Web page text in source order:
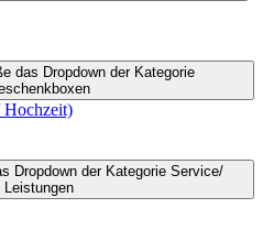
das Dropdown der Kategorie
Dropdown der Kategorie Service/
Leistungen